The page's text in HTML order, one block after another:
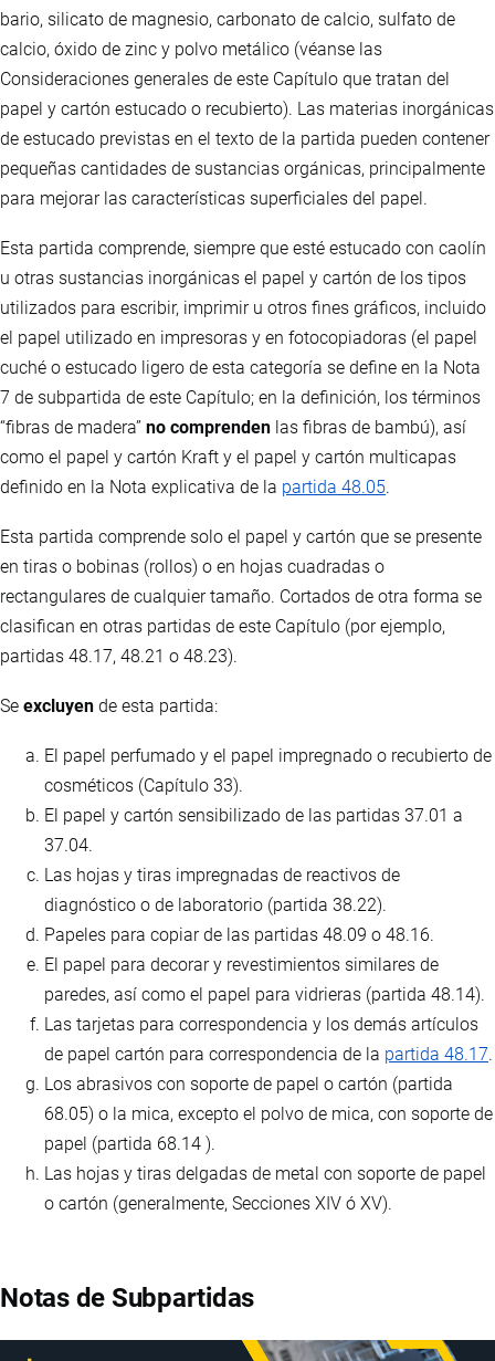
bario, silicato de magnesio, carbonato de calcio, sulfato de
calcio, óxido de zinc y polvo metálico (véanse las
Consideraciones generales de este Capítulo que tratan del
papel y cartón estucado o recubierto). Las materias inorgánicas
de estucado previstas en el texto de la partida pueden contener
pequeñas cantidades de sustancias orgánicas, principalmente
para mejorar las características superficiales del papel.
Esta partida comprende, siempre que esté estucado con caolín
u otras sustancias inorgánicas el papel y cartón de los tipos
utilizados para escribir, imprimir u otros fines gráficos, incluido
el papel utilizado en impresoras y en fotocopiadoras (el papel
cuché o estucado ligero de esta categoría se define en la Nota
7 de subpartida de este Capítulo; en la definición, los términos
“fibras de madera” no comprenden las fibras de bambú), así
como el papel y cartón Kraft y el papel y cartón multicapas
definido en la Nota explicativa de la partida 48.05.
Esta partida comprende solo el papel y cartón que se presente
en tiras o bobinas (rollos) o en hojas cuadradas o
rectangulares de cualquier tamaño. Cortados de otra forma se
clasifican en otras partidas de este Capítulo (por ejemplo,
partidas 48.17, 48.21 o 48.23).
Se excluyen de esta partida:
El papel perfumado y el papel impregnado o recubierto de
cosméticos (Capítulo 33).
El papel y cartón sensibilizado de las partidas 37.01 a
37.04.
Las hojas y tiras impregnadas de reactivos de
diagnóstico o de laboratorio (partida 38.22).
Papeles para copiar de las partidas 48.09 o 48.16.
El papel para decorar y revestimientos similares de
paredes, así como el papel para vidrieras (partida 48.14).
Las tarjetas para correspondencia y los demás artículos
de papel cartón para correspondencia de la partida 48.17.
Los abrasivos con soporte de papel o cartón (partida
68.05) o la mica, excepto el polvo de mica, con soporte de
papel (partida 68.14 ).
Las hojas y tiras delgadas de metal con soporte de papel
o cartón (generalmente, Secciones XIV ó XV).
Notas de Subpartidas